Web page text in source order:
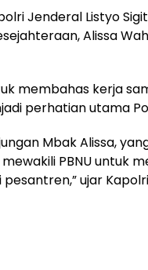
Jenderal Listyo
Alissa
membahas kerja
perhatian utama
Mbak Alissa,
PBNU untuk
ujar